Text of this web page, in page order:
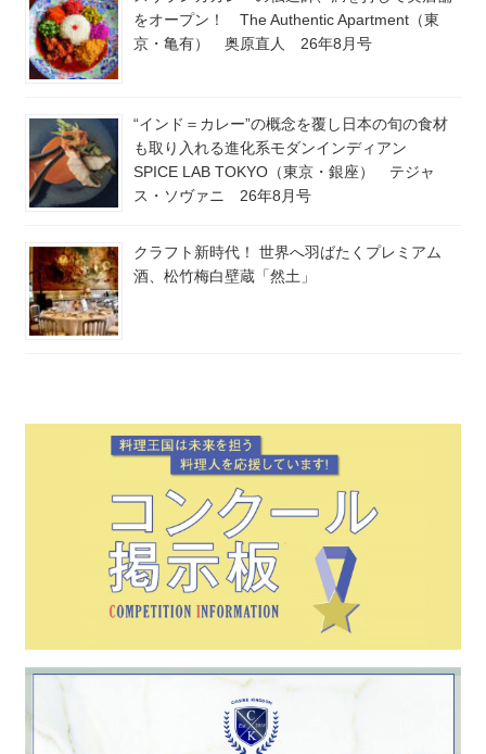
をオープン！ The Authentic Apartment（東
京・亀有） 奥原直人 26年8月号
“インド＝カレー”の概念を覆し日本の旬の食材
も取り入れる進化系モダンインディアン
SPICE LAB TOKYO（東京・銀座） テジャ
ス・ソヴァニ 26年8月号
クラフト新時代！ 世界へ羽ばたくプレミアム
酒、松竹梅白壁蔵「然土」